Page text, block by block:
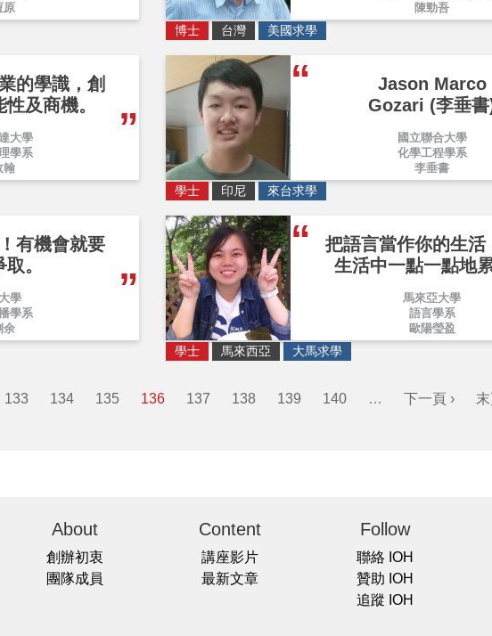
原
陳勁吾
博士 台灣 美國求學
的學識，創
及商機。
大學
學系
翰
Jason Marco
Gozari (李垂書
國立聯合大學
化學工程學系
李垂書
學士 印尼 來台求學
有機會就要
。
學
學系
余
把語言當作你的生活
生活中一點一點地累
馬來亞大學
語言學系
歐陽瑩盈
學士 馬來西亞 大馬求學
133 134 135 136 137 138 139 140 … 下一頁 ›
About
創辦初衷
團隊成員
Content
講座影片
最新文章
Follow
聯絡 IOH
贊助 IOH
追蹤 IOH